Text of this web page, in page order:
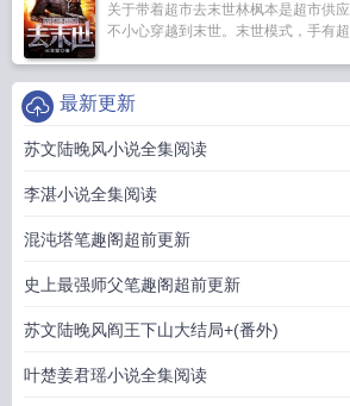
关于带着超市去末世林枫本是超市供
不小心穿越到末世。末世模式，手有
最新更新
苏文陆晚风小说全集阅读
李湛小说全集阅读
混沌塔笔趣阁超前更新
史上最强师父笔趣阁超前更新
苏文陆晚风阎王下山大结局+(番外)
叶楚姜君瑶小说全集阅读